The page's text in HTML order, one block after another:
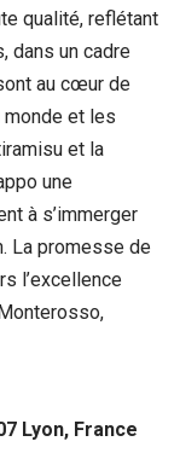
qualité, reflétant
dans un cadre
au cœur de
monde et les
et la
une
à s’immerger
La promesse de
l’excellence
Lyon, France